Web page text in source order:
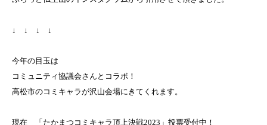
↓ ↓ ↓ ↓
今年の目玉は
コミュニティ協議会さんとコラボ！
高松市のコミキャラが沢山会場にきてくれます。
現在 「たかまつコミキャラ頂上決戦2023」投票受付中！